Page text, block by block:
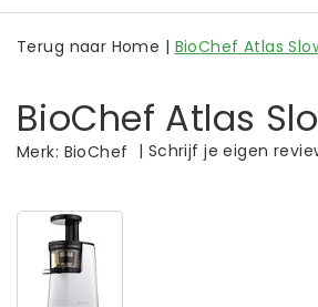
Terug naar Home | BioChef Atlas
BioChef Atlas
Merk: BioChef | Schrijf je eigen